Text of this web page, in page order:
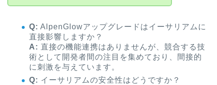
Q: AlpenGlowアップグレードはイーサリアムに
直接影響しますか？
A: 直接の機能連携はありませんが、競合する技
術として開発者間の注目を集めており、間接的
に刺激を与えています。
Q: イーサリアムの安全性はどうですか？